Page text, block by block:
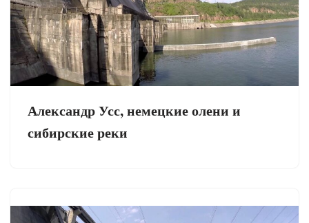
Александр Усс, немецкие олени и
сибирские реки